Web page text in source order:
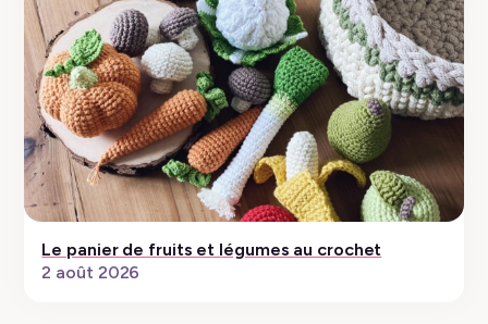
Le panier de fruits et légumes au crochet
2 août 2026